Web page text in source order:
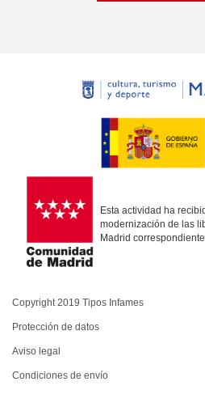
Esta actividad ha
modernización de las
Madrid
Copyright 2019 Tipos Infames
Protección de datos
Aviso legal
Condiciones de envío